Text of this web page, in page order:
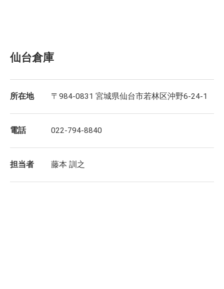
仙台倉庫
所在地 〒984-0831 宮城県仙台市若林区沖野6-24-1
電話 022-794-8840
担当者 藤本 訓之